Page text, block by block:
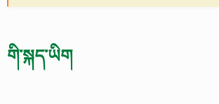
གི་སྐད་ཡིག